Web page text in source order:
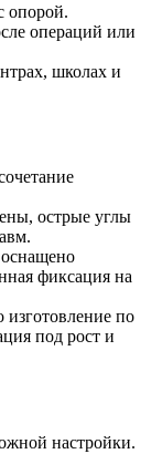
опорой.
операций или
школах и
острые углы
фиксация на
по
под рост и
настройки.